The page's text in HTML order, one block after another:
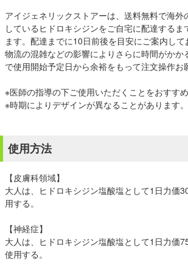
アイジェネリックストアーは、送料無料で海外
しているヒドロキシジンをご自宅に配達する
ます。配達までに10日前後を目安にご案内し
物流の混雑などの影響によりさらに時間がかか
で使用開始予定日から余裕をもって注文操作お
※医師の指導の下ご使用いただくことをおすすめ
※時期によりデザインが異なることがあります。
使用方法
【皮膚科領域】
大人は、ヒドロキシジン塩酸塩として1日力価
用する。
【神経症】
大人は、ヒドロキシジン塩酸塩として1日力価
使用する。